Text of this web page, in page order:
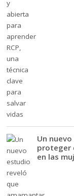
Un
proteger
en las